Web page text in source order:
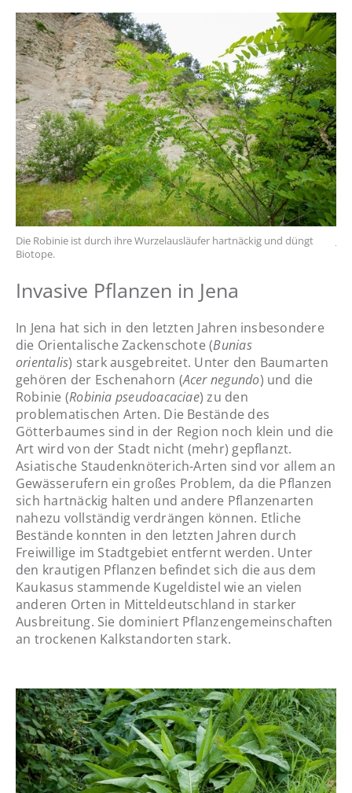
Die Robinie ist durch ihre Wurzelausläufer hartnäckig und düngt
Biotope.
Invasive Pflanzen in Jena
In Jena hat sich in den letzten Jahren insbesondere
die Orientalische Zackenschote (Bunias
orientalis) stark ausgebreitet. Unter den Baumarten
gehören der Eschenahorn (Acer negundo) und die
Robinie (Robinia pseudoacaciae) zu den
problematischen Arten. Die Bestände des
Götterbaumes sind in der Region noch klein und die
Art wird von der Stadt nicht (mehr) gepflanzt.
Asiatische Staudenknöterich-Arten sind vor allem an
Gewässerufern ein großes Problem, da die Pflanzen
sich hartnäckig halten und andere Pflanzenarten
nahezu vollständig verdrängen können. Etliche
Bestände konnten in den letzten Jahren durch
Freiwillige im Stadtgebiet entfernt werden. Unter
den krautigen Pflanzen befindet sich die aus dem
Kaukasus stammende Kugeldistel wie an vielen
anderen Orten in Mitteldeutschland in starker
Ausbreitung. Sie dominiert Pflanzengemeinschaften
an trockenen Kalkstandorten stark.